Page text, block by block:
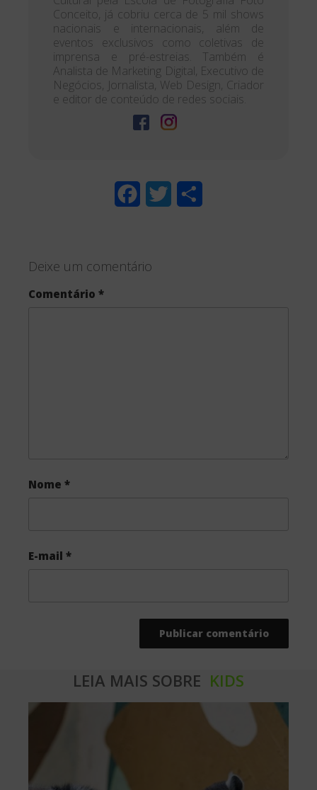
Conceito, já cobriu cerca de 5 mil shows
nacionais e internacionais, além de
eventos exclusivos como coletivas de
imprensa e pré-estreias. Também é
Analista de Marketing Digital, Executivo de
Negócios, Jornalista, Web Design, Criador
e editor de conteúdo de redes sociais.
e
Deixe um comentário
Comentário *
Nome *
E-mail *
LEIA MAIS SOBRE KIDS